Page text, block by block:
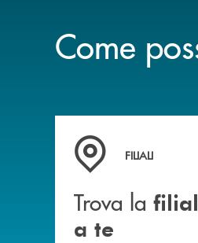
Come
Trova la filiale più
FILIALI
Trova la
a te